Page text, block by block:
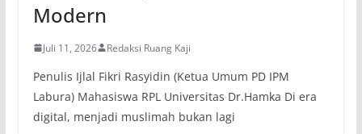
Modern
Juli 11, 2026 Redaksi Ruang Kaji
Penulis Ijlal Fikri Rasyidin (Ketua Umum PD IPM
Labura) Mahasiswa RPL Universitas Dr.Hamka Di era
digital, menjadi muslimah bukan lagi